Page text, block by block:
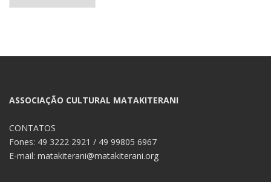
ASSOCIAÇÃO CULTURAL MATAKITERANI
CONTATOS
Fones: 49 3222 2921 / 49 99805 6967
E-mail: matakiterani@matakiterani.org